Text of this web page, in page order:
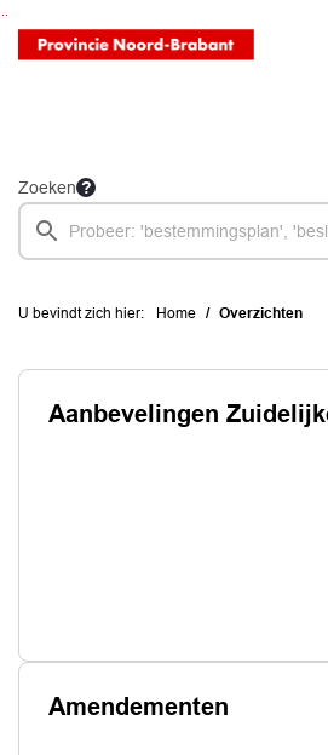
Ga naar de inhoud van deze pagina
Ga naar het zoeken
Ga naar het menu
Zoeken
U bevindt zich hier: Home Overzichten
Amendementen